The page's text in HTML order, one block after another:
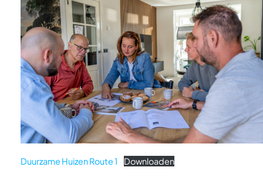
Duurzame Huizen Route 1 Downloaden